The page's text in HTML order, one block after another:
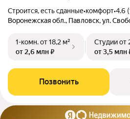
Строится, есть сданные•комфорт•4.6
Воронежская обл., Павловск, ул.
1-комн.от 18,2 м²
от 2,6 млн ₽
Студииот
от 3,5 млн
Позвонить